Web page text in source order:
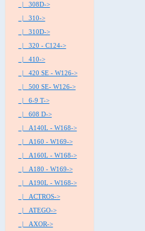
|_ 308D->
|_ 310->
|_ 310D->
|_ 320 - C124->
|_ 410->
|_ 420 SE - W126->
|_ 500 SE- W126->
|_ 6-9 T->
|_ 608 D->
|_ A140L - W168->
|_ A160 - W169->
|_ A160L - W168->
|_ A180 - W169->
|_ A190L - W168->
|_ ACTROS->
|_ ATEGO->
|_ AXOR->